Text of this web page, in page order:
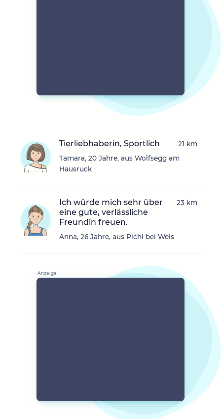
Tierliebhaberin, Sportlich
Tamara, 20 Jahre, aus Wolfsegg am
Hausruck
21 km
Ich würde mich sehr über
eine gute, verlässliche
Freundin freuen.
Anna, 26 Jahre, aus Pichl bei Wels
23 km